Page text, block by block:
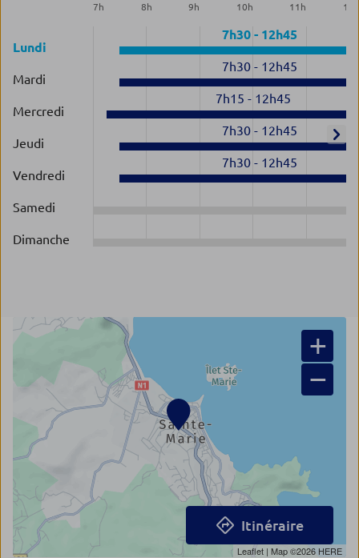
7h 8h 9h 10h 11 h 12
Lundi
7h30- 12h45
Mardi
7h30- 12h45
Mercredi
7h15 - 12h45
Jeudi
7h30- 12h45
Vendredi
7h30- 12h45
Samedi
Dimanche
+
−
Leaflet | Map ©2026 HERE
Itinéraire